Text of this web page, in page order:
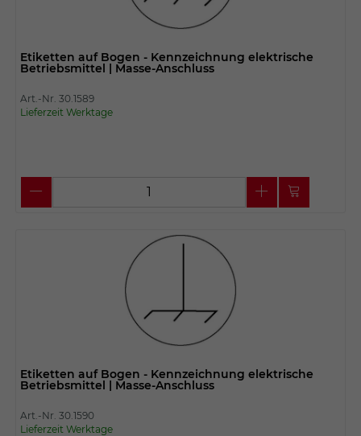
Etiketten auf Bogen - Kennzeichnung elektrische
Betriebsmittel | Masse-Anschluss
Art.-Nr. 30.1589
Lieferzeit Werktage
Etiketten auf Bogen - Kennzeichnung elektrische
Betriebsmittel | Masse-Anschluss
Art.-Nr. 30.1590
Lieferzeit Werktage